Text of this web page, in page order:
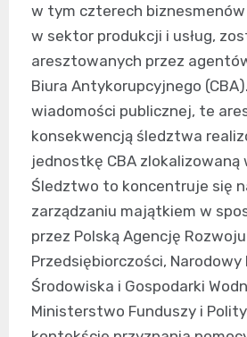
w tym czterech
w sektor produkcji i usług,
aresztowanych przez
Biura Antykorupcyjnego
wiadomości publicznej, te
konsekwencją śledztwa
jednostkę CBA zlokalizowaną
Śledztwo to koncentruje się
zarządzaniu majątkiem w
przez Polską Agencję Rozwoju
Przedsiębiorczości, Narodowy
Środowiska i Gospodarki
Ministerstwo Funduszy i